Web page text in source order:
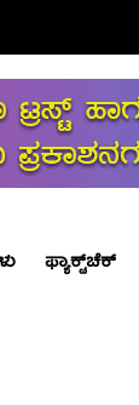
ಫ್ಯಾಕ್ಟ್‌ಚೆಕ್